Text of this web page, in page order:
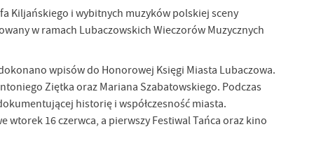
Kiljańskiego i wybitnych muzyków polskiej sceny
w ramach Lubaczowskich Wieczorów Muzycznych
wpisów do Honorowej Księgi Miasta Lubaczowa.
Ziętka oraz Mariana Szabatowskiego. Podczas
historię i współczesność miasta.
wtorek 16 czerwca, a pierwszy Festiwal Tańca oraz kino